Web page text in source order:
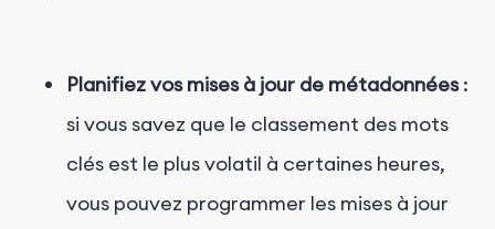
Planifiez vos mises à jour de métadonnées:
si vous savez que le classement des mots
clés est le plus volatil à certaines heures,
vous pouvez programmer les mises à jour